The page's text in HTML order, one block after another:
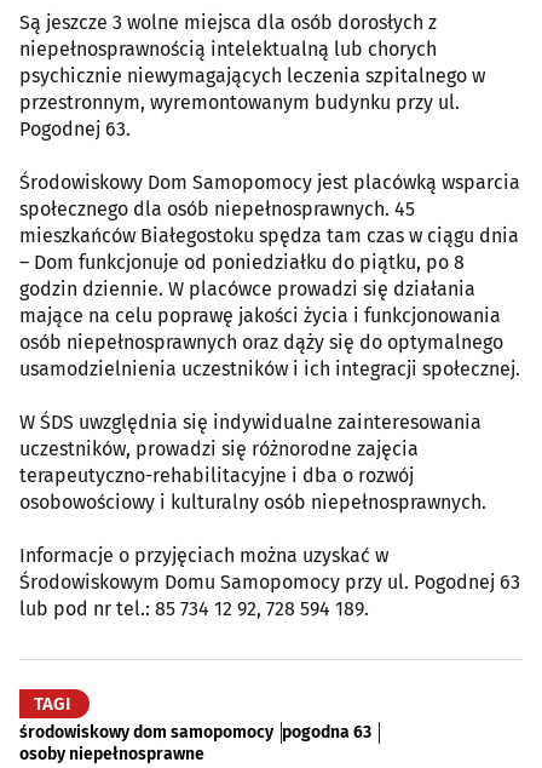
Są jeszcze 3 wolne miejsca dla osób dorosłych z
niepełnosprawnością intelektualną lub chorych
psychicznie niewymagających leczenia szpitalnego w
przestronnym, wyremontowanym budynku przy ul.
Pogodnej 63.
Środowiskowy Dom Samopomocy jest placówką wsparcia
społecznego dla osób niepełnosprawnych. 45
mieszkańców Białegostoku spędza tam czas w ciągu dnia
– Dom funkcjonuje od poniedziałku do piątku, po 8
godzin dziennie. W placówce prowadzi się działania
mające na celu poprawę jakości życia i funkcjonowania
osób niepełnosprawnych oraz dąży się do optymalnego
usamodzielnienia uczestników i ich integracji społecznej.
W ŚDS uwzględnia się indywidualne zainteresowania
uczestników, prowadzi się różnorodne zajęcia
terapeutyczno-rehabilitacyjne i dba o rozwój
osobowościowy i kulturalny osób niepełnosprawnych.
Informacje o przyjęciach można uzyskać w
Środowiskowym Domu Samopomocy przy ul. Pogodnej 63
lub pod nr tel.: 85 734 12 92, 728 594 189.
TAGI
środowiskowy dom samopomocy pogodna 63
osoby niepełnosprawne